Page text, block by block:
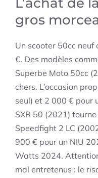
gros
Un scooter 50cc
€. Des modèles
Superbe Moto 50cc
chers. L’occasion
seul) et 2 000 € pour
SXR 50 (2021)
Speedfight 2 LC
900 € pour un NIU
Watts 2024.
mal entretenus : le